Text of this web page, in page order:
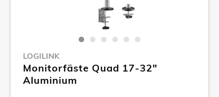
LOGILINK
Monitorfäste Quad 17-32"
Aluminium